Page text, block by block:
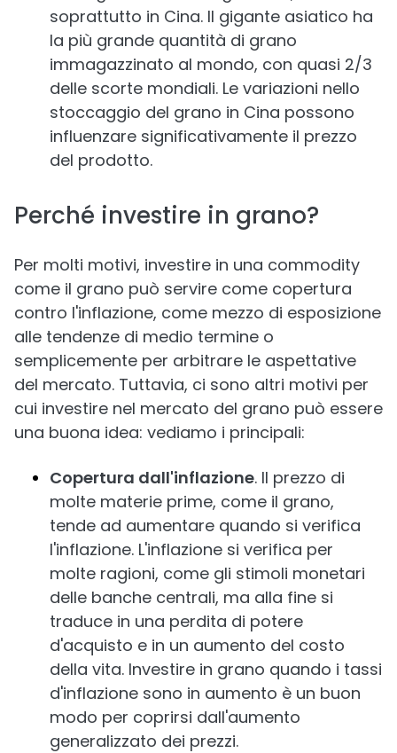
soprattutto in Cina. Il gigante asiatico ha
la più grande quantità di grano
immagazzinato al mondo, con quasi 2/3
delle scorte mondiali. Le variazioni nello
stoccaggio del grano in Cina possono
influenzare significativamente il prezzo
del prodotto.
Perché investire in grano?
Per molti motivi, investire in una commodity
come il grano può servire come copertura
contro l'inflazione, come mezzo di esposizione
alle tendenze di medio termine o
semplicemente per arbitrare le aspettative
del mercato. Tuttavia, ci sono altri motivi per
cui investire nel mercato del grano può essere
una buona idea: vediamo i principali:
Copertura dall'inflazione. Il prezzo di
molte materie prime, come il grano,
tende ad aumentare quando si verifica
l'inflazione. L'inflazione si verifica per
molte ragioni, come gli stimoli monetari
delle banche centrali, ma alla fine si
traduce in una perdita di potere
d'acquisto e in un aumento del costo
della vita. Investire in grano quando i tassi
d'inflazione sono in aumento è un buon
modo per coprirsi dall'aumento
generalizzato dei prezzi.